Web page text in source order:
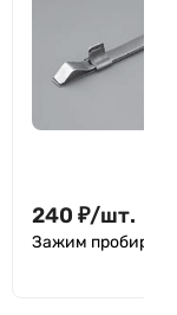
240 ₽/шт.
Зажим